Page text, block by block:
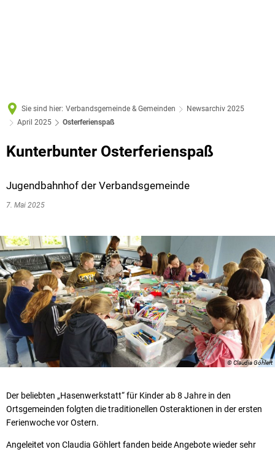
Sie sind hier: Verbandsgemeinde & Gemeinden
Newsarchiv 2025
April 2025
Osterferienspaß
Kunterbunter Osterferienspaß
Jugendbahnhof der Verbandsgemeinde
7. Mai 2025
© Claudia Göhlert
Der beliebten „Hasenwerkstatt“ für Kinder ab 8 Jahre in den
Ortsgemeinden folgten die traditionellen Osteraktionen in der ersten
Ferienwoche vor Ostern.
Angeleitet von Claudia Göhlert fanden beide Angebote wieder sehr